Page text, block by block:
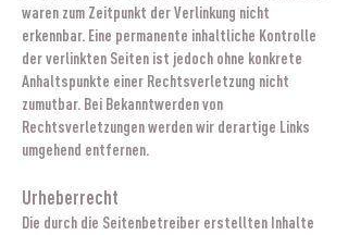
waren zum Zeitpunkt der Verlinkung nicht
erkennbar. Eine permanente inhaltliche Kontrolle
der verlinkten Seiten ist jedoch ohne konkrete
Anhaltspunkte einer Rechtsverletzung nicht
zumutbar. Bei Bekanntwerden von
Rechtsverletzungen werden wir derartige Links
umgehend entfernen.
Urheberrecht
Die durch die Seitenbetreiber erstellten Inhalte